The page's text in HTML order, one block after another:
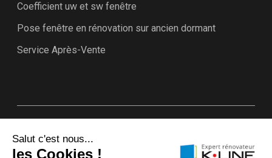
Coefficient uw et sw fenêtre
Pose fenêtre en rénovation sur ancien dormant
Service Après-Vente
Annuaire Experts rénovateurs K•LINE